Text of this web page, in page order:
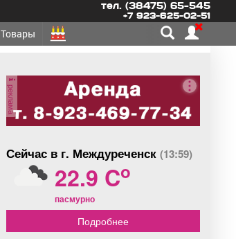
тел. (38475) 65-545
+7 923-625-02-51
Товары
реклама
Сейчас в г. Междуреченск (13:59)
22.9 Co
пасмурно
Подробнее